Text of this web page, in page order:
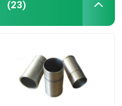
(23)